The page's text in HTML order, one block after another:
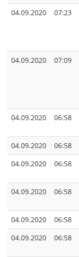
04.09.2020
07:23
04.09.2020
07:09
04.09.2020
06:58
04.09.2020
06:58
04.09.2020
06:58
04.09.2020
06:58
04.09.2020
06:58
04.09.2020
06:58